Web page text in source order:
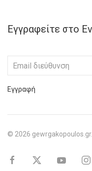
Εγγραφείτε στο
Εγγραφή
© 2026